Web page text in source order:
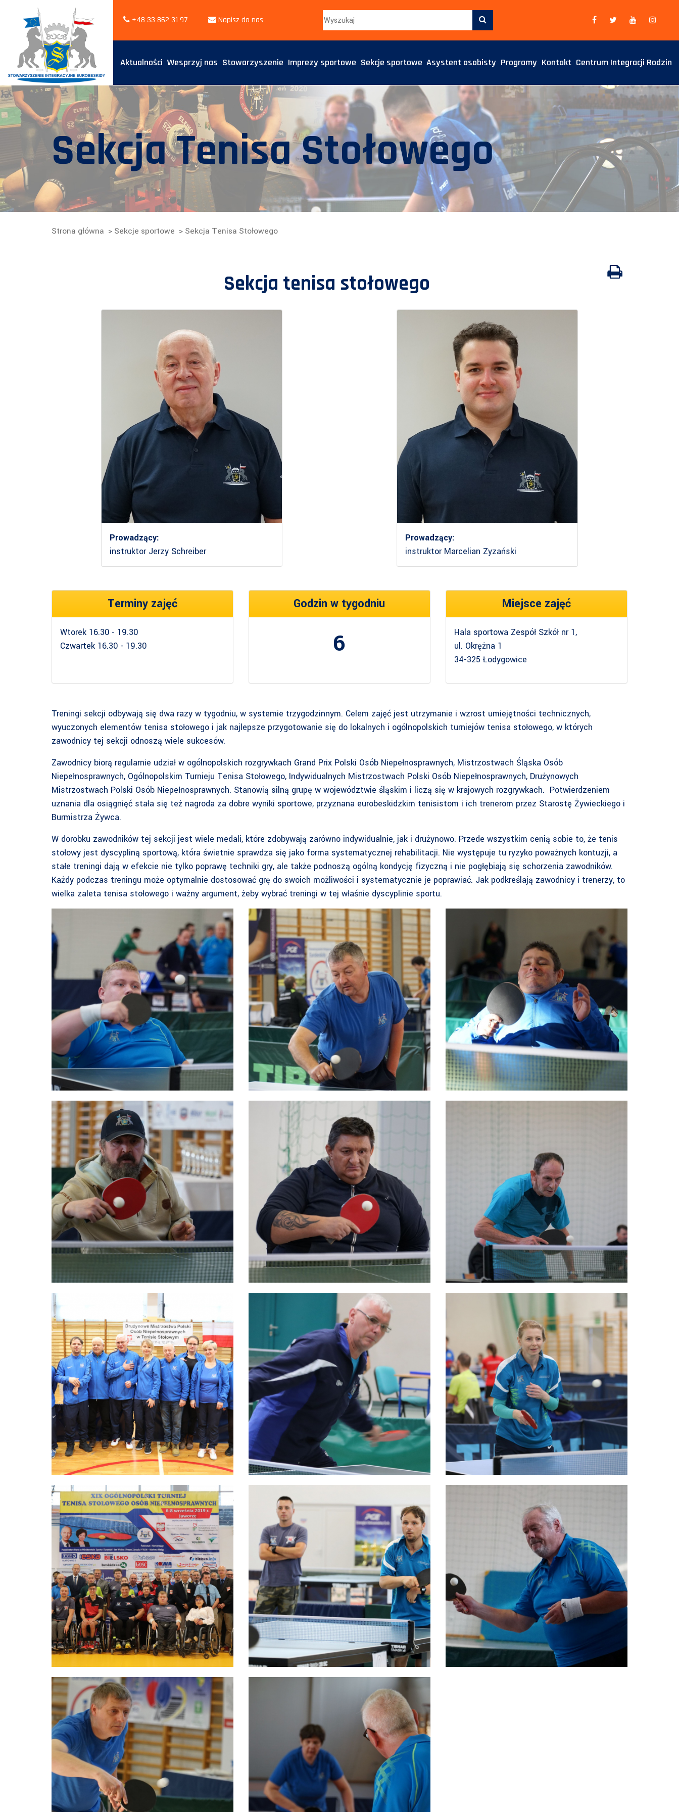
+48 33 862 31 97 Napisz do nas
Aktualności Wesprzyj nas Stowarzyszenie Imprezy sportowe Sekcje sportowe Asystent osobisty Programy Kontakt Centrum Integracji Rodzin
Sekcja Tenisa Stołowego
Strona główna > Sekcje sportowe > Sekcja Tenisa Stołowego
Sekcja tenisa stołowego
Prowadzący:
instruktor Jerzy Schreiber
Prowadzący:
instruktor Marcelian Zyzański
Terminy zajęć
Wtorek 16.30 - 19.30
Czwartek 16.30 - 19.30
Godzin w tygodniu
6
Miejsce zajęć
Hala sportowa Zespół Szkół nr 1,
ul. Okrężna 1
34-325 Łodygowice
Treningi sekcji odbywają się dwa razy w tygodniu, w systemie trzygodzinnym. Celem zajęć jest utrzymanie i wzrost umiejętności technicznych,
wyuczonych elementów tenisa stołowego i jak najlepsze przygotowanie się do lokalnych i ogólnopolskich turniejów tenisa stołowego, w których
zawodnicy tej sekcji odnoszą wiele sukcesów.
Zawodnicy biorą regularnie udział w ogólnopolskich rozgrywkach Grand Prix Polski Osób Niepełnosprawnych, Mistrzostwach Śląska Osób
Niepełnosprawnych, Ogólnopolskim Turnieju Tenisa Stołowego, Indywidualnych Mistrzostwach Polski Osób Niepełnosprawnych, Drużynowych
Mistrzostwach Polski Osób Niepełnosprawnych. Stanowią silną grupę w województwie śląskim i liczą się w krajowych rozgrywkach. Potwierdzeniem
uznania dla osiągnięć stała się też nagroda za dobre wyniki sportowe, przyznana eurobeskidzkim tenisistom i ich trenerom przez Starostę Żywieckiego i
Burmistrza Żywca.
W dorobku zawodników tej sekcji jest wiele medali, które zdobywają zarówno indywidualnie, jak i drużynowo. Przede wszystkim cenią sobie to, że tenis
stołowy jest dyscypliną sportową, która świetnie sprawdza się jako forma systematycznej rehabilitacji. Nie występuje tu ryzyko poważnych kontuzji, a
stałe treningi dają w efekcie nie tylko poprawę techniki gry, ale także podnoszą ogólną kondycję fizyczną i nie pogłębiają się schorzenia zawodników.
Każdy podczas treningu może optymalnie dostosować grę do swoich możliwości i systematycznie je poprawiać. Jak podkreślają zawodnicy i trenerzy, to
wielka zaleta tenisa stołowego i ważny argument, żeby wybrać treningi w tej właśnie dyscyplinie sportu.